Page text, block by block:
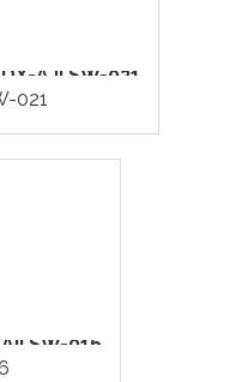
AJI SW-021
021
SW-016